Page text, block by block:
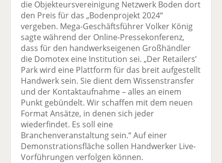
die Objekteursvereinigung Netzwerk Boden dort
den Preis für das „Bodenprojekt 2024“
vergeben. Mega-Geschäftsführer Volker König
sagte während der Online-Pressekonferenz,
dass für den handwerkseigenen Großhändler
die Domotex eine Institution sei. „Der Retailers’
Park wird eine Plattform für das breit aufgestellt
Handwerk sein. Sie dient dem Wissenstransfer
und der Kontaktaufnahme – alles an einem
Punkt gebündelt. Wir schaffen mit dem neuen
Format Ansätze, in denen sich jeder
wiederfindet. Es soll eine
Branchenveranstaltung sein.“ Auf einer
Demonstrationsfläche sollen Handwerker Live-
Vorführungen verfolgen können.